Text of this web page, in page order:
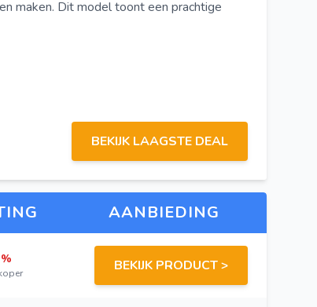
maken. Dit model toont een prachtige
BEKIJK LAAGSTE DEAL
AANBIEDING
BEKIJK PRODUCT >